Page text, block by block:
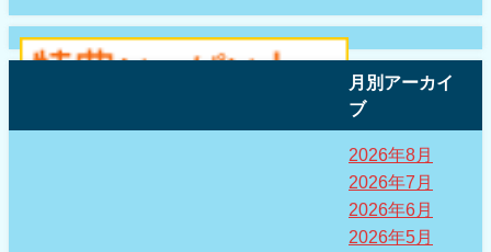
月別アーカイ
ブ
2026年8月
2026年7月
2026年6月
2026年5月